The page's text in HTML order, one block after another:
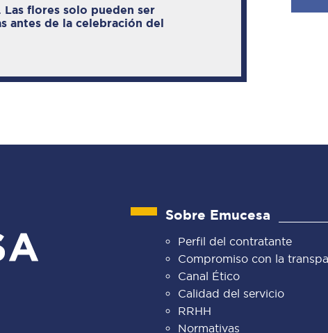
Las flores solo pueden ser
antes de la celebración del
Sobre Emucesa
Perfil del contratante
Compromiso con la
Canal Ético
Calidad del servicio
RRHH
Normativas